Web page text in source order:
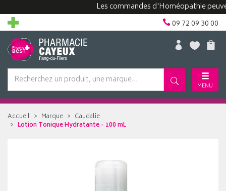
Les commandes d'Homéopathie peuvent
09 72 09 30 00
MENU
Accueil Marque
Caudalie
Lotion Tonique Hydratante - 100 mL